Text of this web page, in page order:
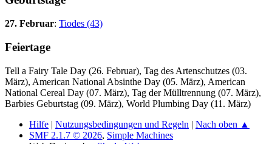
27. Februar: Tiodes (43)
Feiertage
Tell a Fairy Tale Day (26. Februar), Tag des Artenschutzes (03.
März), American National Absinthe Day (05. März), American
National Cereal Day (07. März), Tag der Mülltrennung (07. März),
Barbies Geburtstag (09. März), World Plumbing Day (11. März)
Hilfe | Nutzungsbedingungen und Regeln | Nach oben ▲
SMF 2.1.7 © 2026, Simple Machines